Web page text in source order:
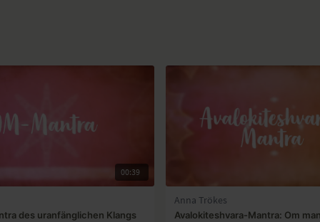
00:39
des uranfänglichen Klangs
Anna Trökes
Avalokiteshvara-Mantra: Om